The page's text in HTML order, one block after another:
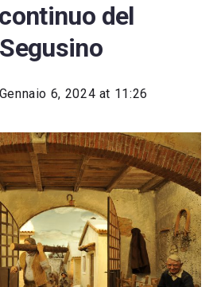
del
Gennaio 6, 2024 at 11:26